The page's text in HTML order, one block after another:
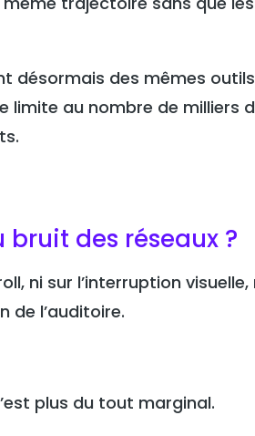
désormais des mêmes
limite au nombre de milliers
des réseaux ?
ni sur l’interruption visuelle,
de l’auditoire.
plus du tout marginal.